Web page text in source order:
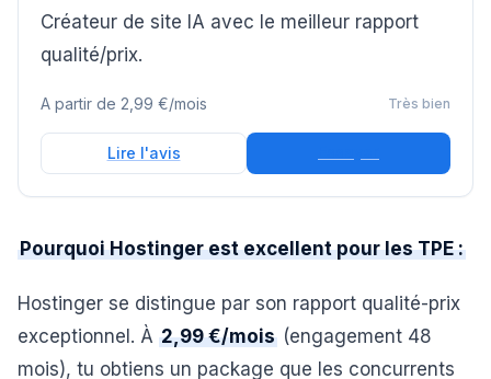
Créateur de site IA avec le meilleur rapport
qualité/prix.
A partir de 2,99 €/mois Très bien
Lire l'avis
Pourquoi Hostinger est excellent pour les TPE :
Hostinger se distingue par son rapport qualité-prix
exceptionnel. À 2,99 €/mois (engagement 48
mois), tu obtiens un package que les concurrents